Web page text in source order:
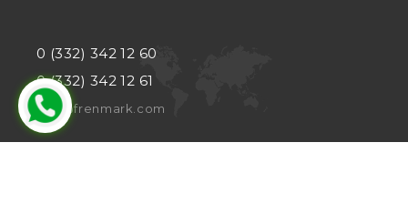
0 (332) 342 12 60
0 (332) 342 12 61
info@frenmark.com